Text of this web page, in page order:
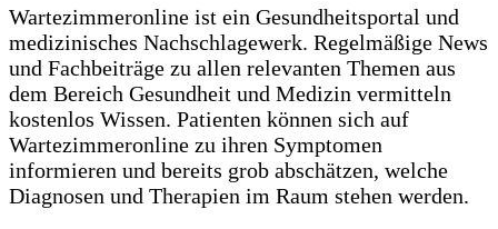
Wartezimmeronline ist ein Gesundheitsportal und
medizinisches Nachschlagewerk. Regelmäßige News
und Fachbeiträge zu allen relevanten Themen aus
dem Bereich Gesundheit und Medizin vermitteln
kostenlos Wissen. Patienten können sich auf
Wartezimmeronline zu ihren Symptomen
informieren und bereits grob abschätzen, welche
Diagnosen und Therapien im Raum stehen werden.